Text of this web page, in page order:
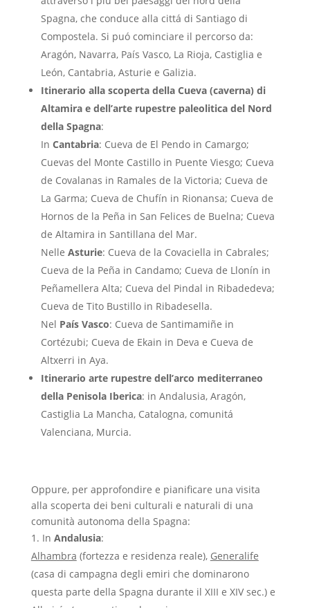
Spagna, che conduce alla cittá di Santiago di
Compostela. Si puó cominciare il percorso da:
Aragón, Navarra, País Vasco, La Rioja, Castiglia e
León, Cantabria, Asturie e Galizia.
Itinerario alla scoperta della Cueva (caverna) di
Altamira e dell’arte rupestre paleolitica del Nord
della Spagna:
In Cantabria: Cueva de El Pendo in Camargo;
Cuevas del Monte Castillo in Puente Viesgo; Cueva
de Covalanas in Ramales de la Victoria; Cueva de
La Garma; Cueva de Chufín in Rionansa; Cueva de
Hornos de la Peña in San Felices de Buelna; Cueva
de Altamira in Santillana del Mar.
Nelle Asturie: Cueva de la Covaciella in Cabrales;
Cueva de la Peña in Candamo; Cueva de Llonín in
Peñamellera Alta; Cueva del Pindal in Ribadedeva;
Cueva de Tito Bustillo in Ribadesella.
Nel País Vasco: Cueva de Santimamiñe in
Cortézubi; Cueva de Ekain in Deva e Cueva de
Altxerri in Aya.
Itinerario arte rupestre dell’arco mediterraneo
della Penisola Iberica: in Andalusia, Aragón,
Castiglia La Mancha, Catalogna, comunitá
Valenciana, Murcia.
Oppure, per approfondire e pianificare una visita
alla scoperta dei beni culturali e naturali di una
comunità autonoma della Spagna:
In Andalusia:
Alhambra (fortezza e residenza reale), Generalife
(casa di campagna degli emiri che dominarono
questa parte della Spagna durante il XIII e XIV sec.) e